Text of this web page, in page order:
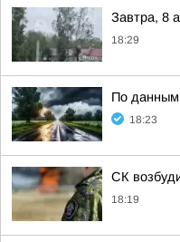
Завтра, 8
18:29
По данным
18:23
СК
18:19